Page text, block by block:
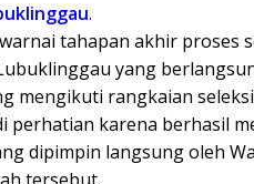
.
tahapan akhir proses
yang
mengikuti rangkaian
perhatian karena berhasil
dipimpin langsung oleh